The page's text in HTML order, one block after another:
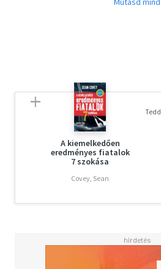
A kiemelkedően
eredményes fiatalok
7 szokása
Covey, Sean